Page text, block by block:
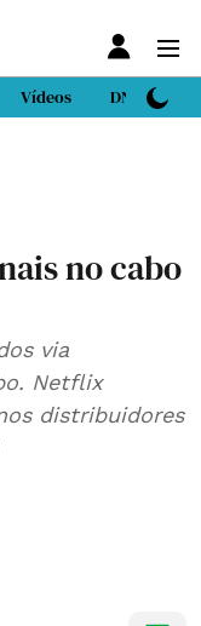
Vídeos DN Sport
no cabo
via
Netflix
distribuidores